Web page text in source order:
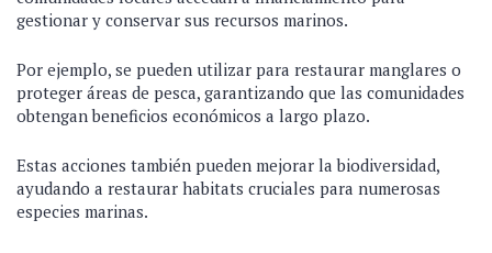
gestionar y conservar sus recursos marinos.
Por ejemplo, se pueden utilizar para restaurar manglares o
proteger áreas de pesca, garantizando que las comunidades
obtengan beneficios económicos a largo plazo.
Estas acciones también pueden mejorar la biodiversidad,
ayudando a restaurar habitats cruciales para numerosas
especies marinas.